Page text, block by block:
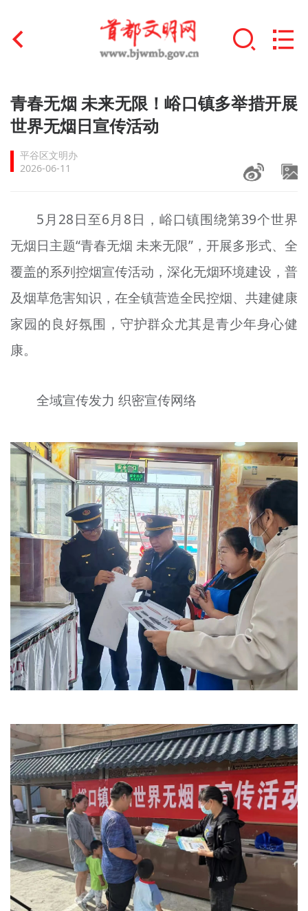
首页
文明创建
文明实践
未成年人思想道德建设
榜样人物
+
身边好人
文明评论
北京宣传文化引导基金
宣传思想文化人才
资料库
+
青春无烟 未来无限！峪口镇多举措开展
世界无烟日宣传活动
平谷区文明办
2026-06-11
5月28日至6月8日，峪口镇围绕第39个世界
无烟日主题“青春无烟 未来无限”，开展多形式、全
覆盖的系列控烟宣传活动，深化无烟环境建设，普
及烟草危害知识，在全镇营造全民控烟、共建健康
家园的良好氛围，守护群众尤其是青少年身心健
康。
全域宣传发力 织密宣传网络